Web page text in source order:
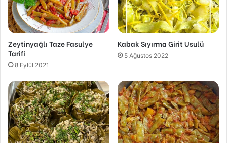
Zeytinyağlı Taze Fasulye
Tarifi
8 Eylül 2021
Kabak Sıyırma Girit Usulü
5 Ağustos 2022